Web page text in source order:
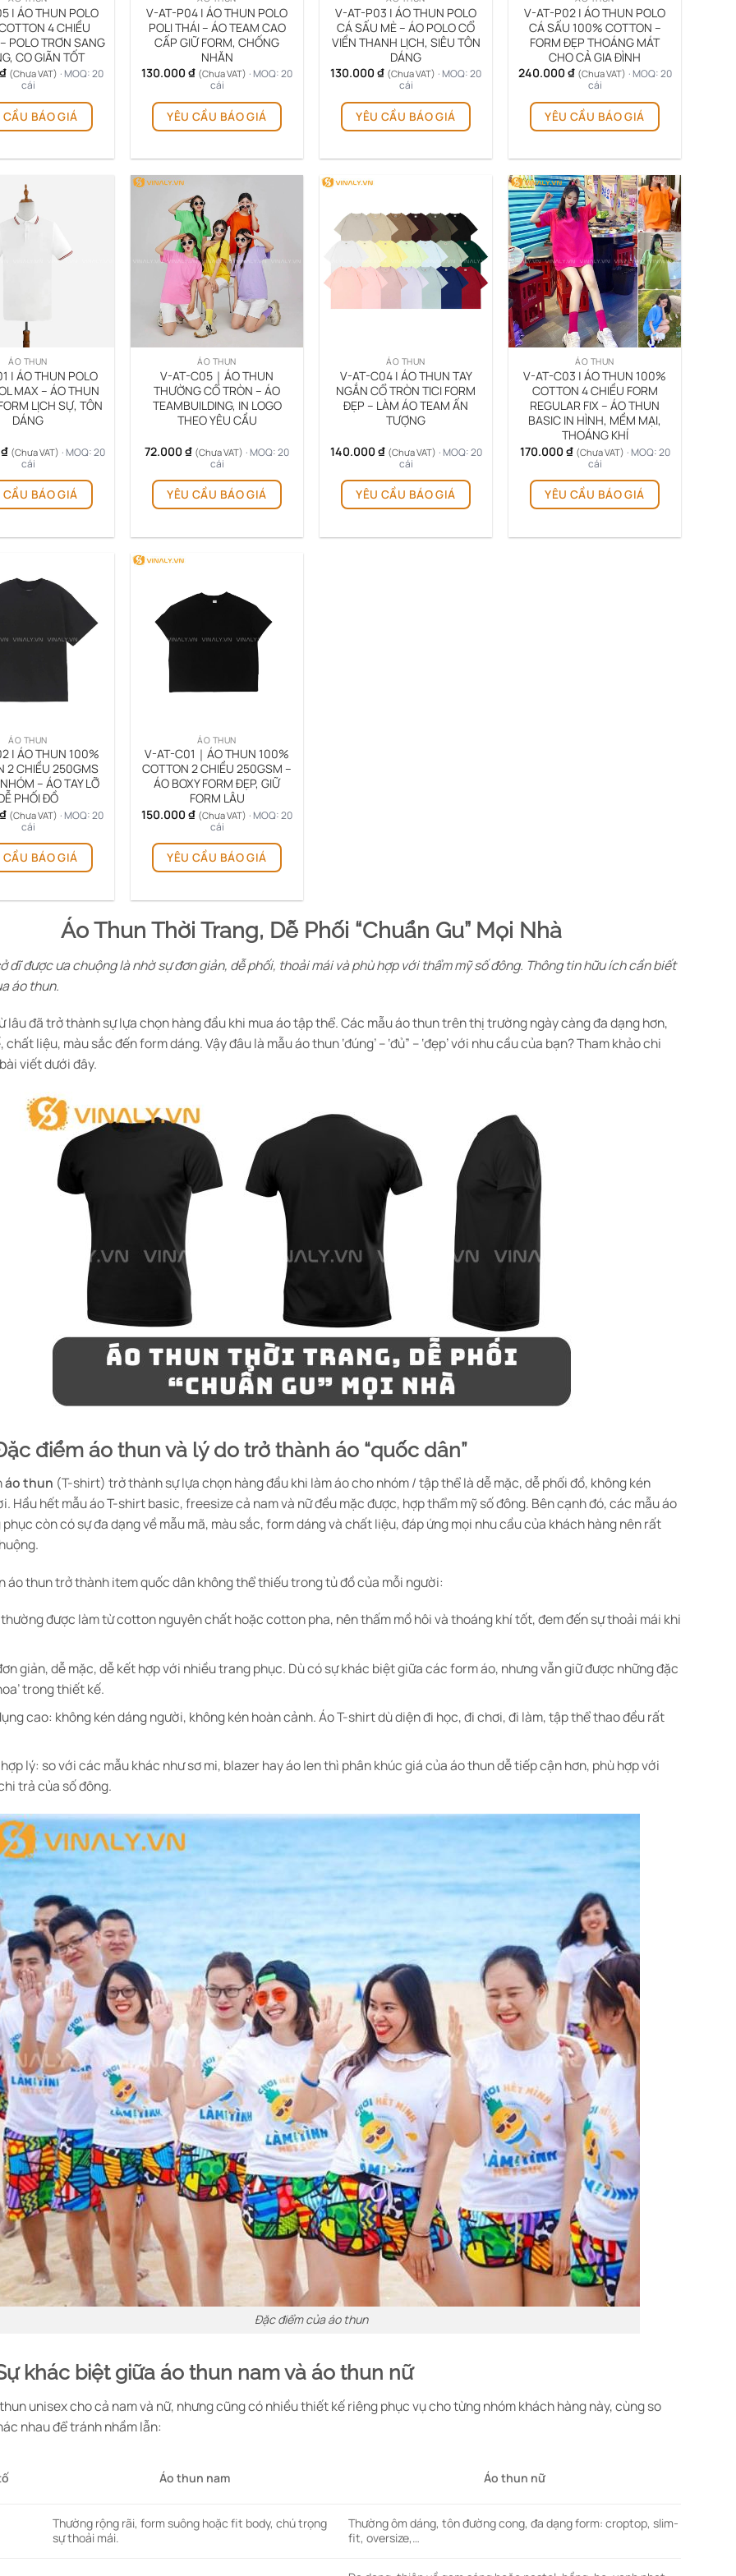
| ÁO THUN POLO
4 CHIỀU
POLO TRƠN SANG
CO GIÃN TỐT
₫ (Chưa VAT) · MOQ: 20
cái
CẦU BÁO GIÁ
V-AT-P04 | ÁO THUN POLO
POLI THÁI – ÁO TEAM CAO
CẤP GIỮ FORM, CHỐNG
NHĂN
130.000 ₫ (Chưa VAT) · MOQ: 20
cái
YÊU CẦU BÁO GIÁ
V-AT-P03 | ÁO THUN POLO
CÁ SẤU MÈ – ÁO POLO CỔ
VIỀN THANH LỊCH, SIÊU TÔN
DÁNG
130.000 ₫ (Chưa VAT) · MOQ: 20
cái
YÊU CẦU BÁO GIÁ
V-AT-P02 | ÁO THUN POLO
CÁ SẤU 100% COTTON –
FORM ĐẸP THOÁNG MÁT
CHO CẢ GIA ĐÌNH
240.000 ₫ (Chưa VAT) · MOQ: 20
cái
YÊU CẦU BÁO GIÁ
ÁO THUN
| ÁO THUN POLO
MAX – ÁO THUN
LỊCH SỰ, TÔN
DÁNG
₫ (Chưa VAT) · MOQ: 20
cái
CẦU BÁO GIÁ
ÁO THUN
V-AT-C05｜ÁO THUN
THƯỜNG CỔ TRÒN – ÁO
TEAMBUILDING, IN LOGO
THEO YÊU CẦU
72.000 ₫ (Chưa VAT) · MOQ: 20
cái
YÊU CẦU BÁO GIÁ
ÁO THUN
V-AT-C04 | ÁO THUN TAY
NGẮN CỔ TRÒN TICI FORM
ĐẸP – LÀM ÁO TEAM ẤN
TƯỢNG
140.000 ₫ (Chưa VAT) · MOQ: 20
cái
YÊU CẦU BÁO GIÁ
ÁO THUN
V-AT-C03 | ÁO THUN 100%
COTTON 4 CHIỀU FORM
REGULAR FIX – ÁO THUN
BASIC IN HÌNH, MỀM MẠI,
THOÁNG KHÍ
170.000 ₫ (Chưa VAT) · MOQ: 20
cái
YÊU CẦU BÁO GIÁ
ÁO THUN
| ÁO THUN 100%
2 CHIỀU 250GMS
– ÁO TAY LỠ
PHỐI ĐỒ
₫ (Chưa VAT) · MOQ: 20
cái
CẦU BÁO GIÁ
ÁO THUN
V-AT-C01｜ÁO THUN 100%
COTTON 2 CHIỀU 250GSM –
ÁO BOXY FORM ĐẸP, GIỮ
FORM LÂU
150.000 ₫ (Chưa VAT) · MOQ: 20
cái
YÊU CẦU BÁO GIÁ
Áo Thun Thời Trang, Dễ Phối “Chuẩn Gu” Mọi Nhà
dĩ được ưa chuộng là nhờ sự đơn giản, dễ phối, thoải mái và phù hợp với thẩm mỹ số đông. Thông tin hữu ích cần biết
áo thun.
lâu đã trở thành sự lựa chọn hàng đầu khi mua áo tập thể. Các mẫu áo thun trên thị trường ngày càng đa dạng hơn,
liệu, màu sắc đến form dáng. Vậy đâu là mẫu áo thun ‘đúng’ – ‘đủ” – ‘đẹp’ với nhu cầu của bạn? Tham khảo chi
viết dưới đây.
điểm áo thun và lý do trở thành áo “quốc dân”
áo thun (T-shirt) trở thành sự lựa chọn hàng đầu khi làm áo cho nhóm / tập thể là dễ mặc, dễ phối đồ, không kén
Hầu hết mẫu áo T-shirt basic, freesize cả nam và nữ đều mặc được, hợp thẩm mỹ số đông. Bên cạnh đó, các mẫu áo
còn có sự đa dạng về mẫu mã, màu sắc, form dáng và chất liệu, đáp ứng mọi nhu cầu của khách hàng nên rất
áo thun trở thành item quốc dân không thể thiếu trong tủ đồ của mỗi người:
được làm từ cotton nguyên chất hoặc cotton pha, nên thấm mồ hôi và thoáng khí tốt, đem đến sự thoải mái khi
giản, dễ mặc, dễ kết hợp với nhiều trang phục. Dù có sự khác biệt giữa các form áo, nhưng vẫn giữ được những đặc
trong thiết kế.
cao: không kén dáng người, không kén hoàn cảnh. Áo T-shirt dù diện đi học, đi chơi, đi làm, tập thể thao đều rất
lý: so với các mẫu khác như sơ mi, blazer hay áo len thì phân khúc giá của áo thun dễ tiếp cận hơn, phù hợp với
trả của số đông.
Đặc điểm của áo thun
khác biệt giữa áo thun nam và áo thun nữ
unisex cho cả nam và nữ, nhưng cũng có nhiều thiết kế riêng phục vụ cho từng nhóm khách hàng này, cùng so
nhau để tránh nhầm lẫn:
Áo thun nam Áo thun nữ
Thường rộng rãi, form suông hoặc fit body, chú trọng
sự thoải mái.
Thường ôm dáng, tôn đường cong, đa dạng form: croptop, slim-
fit, oversize,…